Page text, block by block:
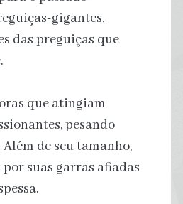
gigantes,
das preguiças que
que atingiam
pesando
de seu tamanho,
suas garras afiadas